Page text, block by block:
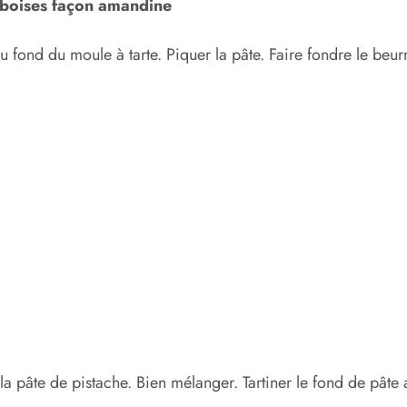
façon amandine
fond du moule à tarte. Piquer la pâte. Faire fondre le
pâte de pistache. Bien mélanger. Tartiner le fond de